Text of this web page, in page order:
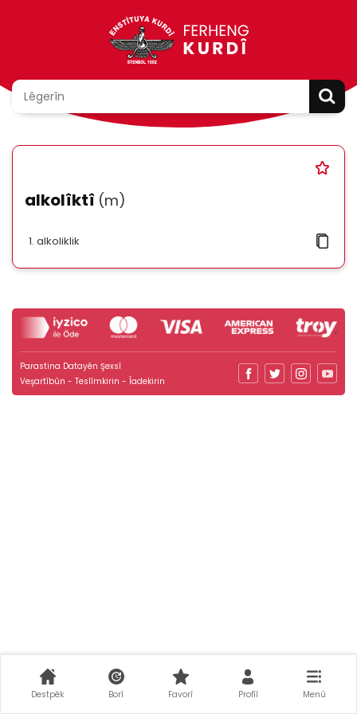
alkolîktî (m)
alkoliklik
Parastina Datayên Şexsî
Veşartîbûn - Teslîmkirin - Îadekirin
Destpêk Borî Favorî Profîl Menû